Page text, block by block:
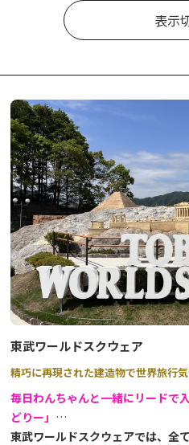
表示
東武ワールドスクウェア
精巧に再現された建造物で世界旅行気
毎日わんちゃんと一緒にリードで
どりー」
東武ワールドスクウェアでは、全